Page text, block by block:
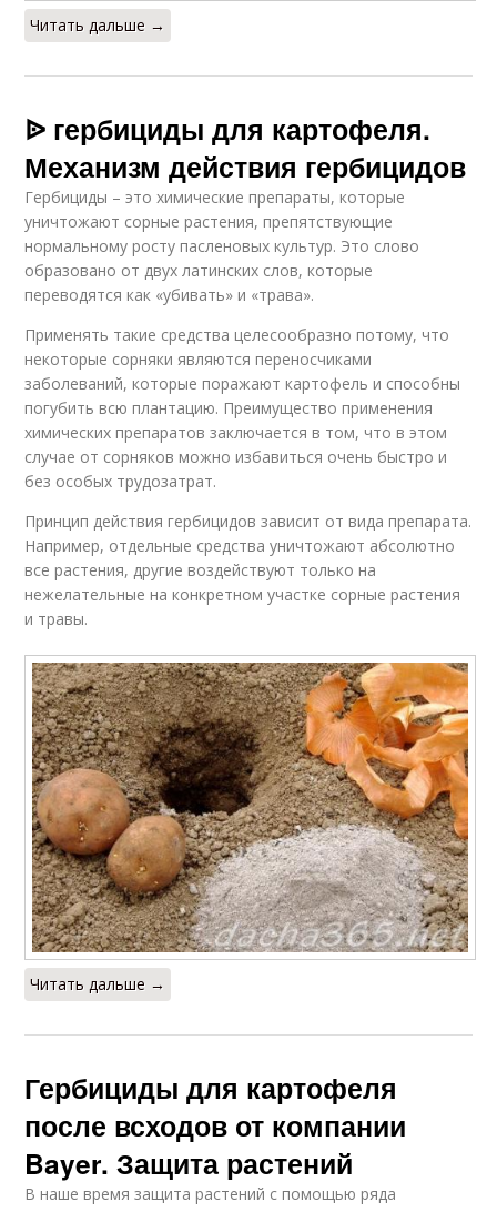
Читать дальше →
ᐉ гербициды для картофеля.
Механизм действия гербицидов
Гербициды – это химические препараты, которые
уничтожают сорные растения, препятствующие
нормальному росту пасленовых культур. Это слово
образовано от двух латинских слов, которые
переводятся как «убивать» и «трава».
Применять такие средства целесообразно потому, что
некоторые сорняки являются переносчиками
заболеваний, которые поражают картофель и способны
погубить всю плантацию. Преимущество применения
химических препаратов заключается в том, что в этом
случае от сорняков можно избавиться очень быстро и
без особых трудозатрат.
Принцип действия гербицидов зависит от вида препарата.
Например, отдельные средства уничтожают абсолютно
все растения, другие воздействуют только на
нежелательные на конкретном участке сорные растения
и травы.
Читать дальше →
Гербициды для картофеля
после всходов от компании
Bayer. Защита растений
В наше время защита растений с помощью ряда